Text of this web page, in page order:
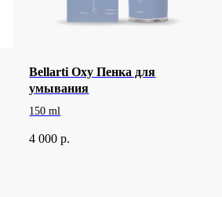
Bellarti Oxy Пенка для
умывания
150 ml
4 000 р.